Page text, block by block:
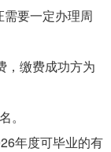
要一定办理周
，缴费成功方为
。
年度可毕业的有